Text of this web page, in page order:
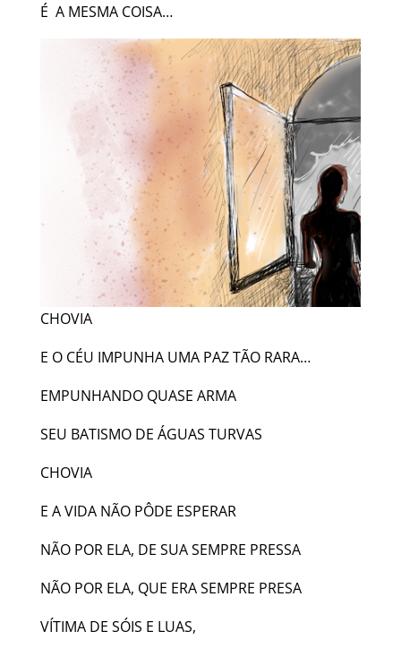
É A MESMA COISA…
CHOVIA
E O CÉU IMPUNHA UMA PAZ TÃO RARA…
EMPUNHANDO QUASE ARMA
SEU BATISMO DE ÁGUAS TURVAS
CHOVIA
E A VIDA NÃO PÔDE ESPERAR
NÃO POR ELA, DE SUA SEMPRE PRESSA
NÃO POR ELA, QUE ERA SEMPRE PRESA
VÍTIMA DE SÓIS E LUAS,